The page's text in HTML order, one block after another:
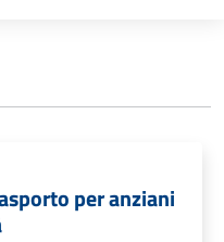
per anziani